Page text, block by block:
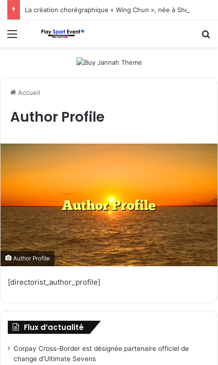
Menu
Accueil
Author Profile
Author Profile
[directorist_author_profile]
Flux d’actualité
Corpay Cross-Border est désignée partenaire officiel de
change d’Ultimate Sevens